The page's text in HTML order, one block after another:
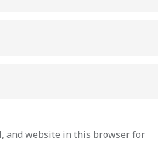
and website in this browser for